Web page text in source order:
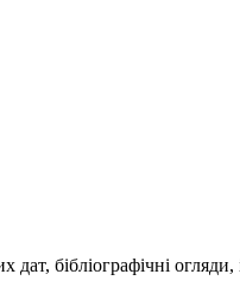
бібліографічні